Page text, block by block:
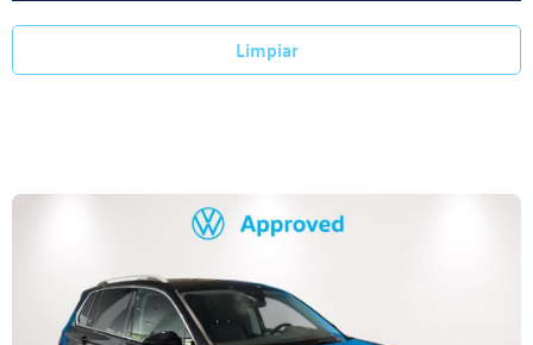
Limpiar